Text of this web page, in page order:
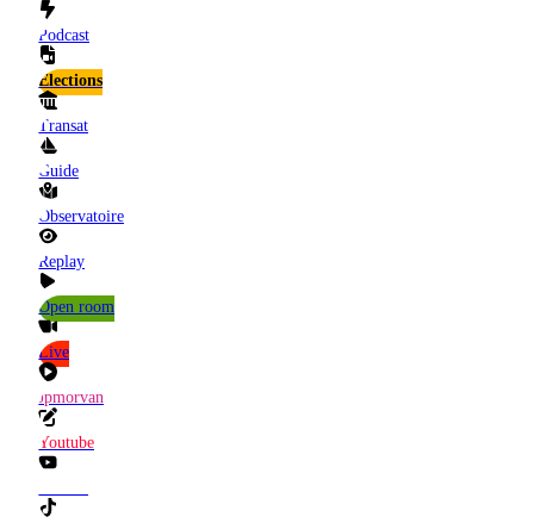
Podcast
Elections
Transat
Guide
Observatoire
Replay
Open room
Live
Jpmorvan
Youtube